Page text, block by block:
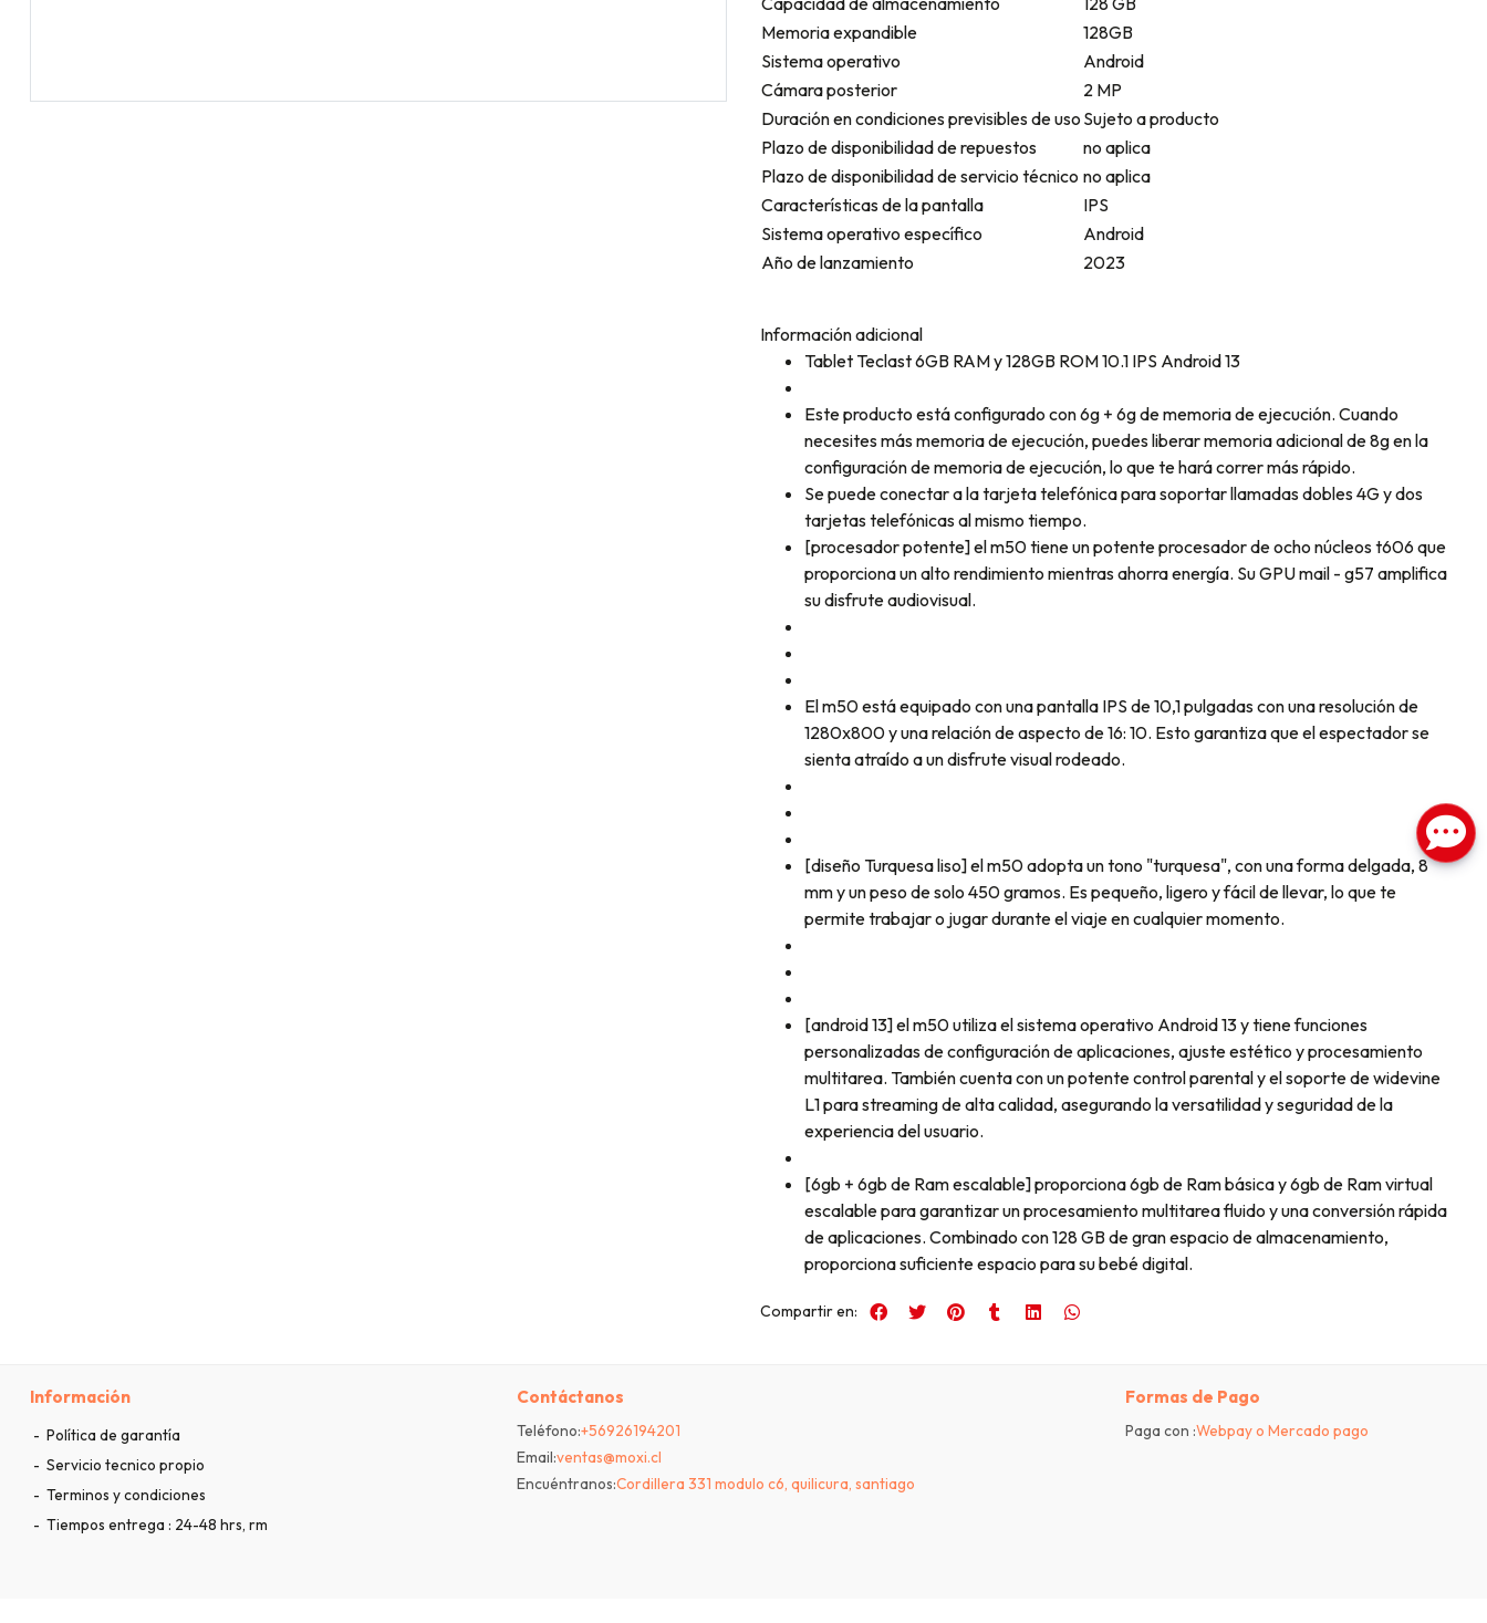
Memoria expandible
128GB
Sistema operativo
Android
Cámara posterior
2 MP
Duración en condiciones previsibles de uso Sujeto a producto
Plazo de disponibilidad de repuestos
no aplica
Plazo de disponibilidad de servicio técnico no aplica
Características de la pantalla
IPS
Sistema operativo específico
Android
Año de lanzamiento
2023
Información adicional
Tablet Teclast 6GB RAM y 128GB ROM 10.1 IPS Android 13
Este producto está configurado con 6g + 6g de memoria de ejecución. Cuando
necesites más memoria de ejecución, puedes liberar memoria adicional de 8g en la
configuración de memoria de ejecución, lo que te hará correr más rápido.
Se puede conectar a la tarjeta telefónica para soportar llamadas dobles 4G y dos
tarjetas telefónicas al mismo tiempo.
[procesador potente] el m50 tiene un potente procesador de ocho núcleos t606 que
proporciona un alto rendimiento mientras ahorra energía. Su GPU mail - g57 amplifica
su disfrute audiovisual.
El m50 está equipado con una pantalla IPS de 10,1 pulgadas con una resolución de
1280x800 y una relación de aspecto de 16: 10. Esto garantiza que el espectador se
sienta atraído a un disfrute visual rodeado.
[diseño Turquesa liso] el m50 adopta un tono "turquesa", con una forma delgada, 8
mm y un peso de solo 450 gramos. Es pequeño, ligero y fácil de llevar, lo que te
permite trabajar o jugar durante el viaje en cualquier momento.
[android 13] el m50 utiliza el sistema operativo Android 13 y tiene funciones
personalizadas de configuración de aplicaciones, ajuste estético y procesamiento
multitarea. También cuenta con un potente control parental y el soporte de widevine
L1 para streaming de alta calidad, asegurando la versatilidad y seguridad de la
experiencia del usuario.
[6gb + 6gb de Ram escalable] proporciona 6gb de Ram básica y 6gb de Ram virtual
escalable para garantizar un procesamiento multitarea fluido y una conversión rápida
de aplicaciones. Combinado con 128 GB de gran espacio de almacenamiento,
proporciona suficiente espacio para su bebé digital.
Compartir en:
Información
Política de garantía
Servicio tecnico propio
Terminos y condiciones
Tiempos entrega : 24-48 hrs, rm
Contáctanos
Teléfono:+56926194201
Email:ventas@moxi.cl
Encuéntranos:Cordillera 331 modulo c6, quilicura, santiago
Formas de Pago
Paga con :Webpay o Mercado pago